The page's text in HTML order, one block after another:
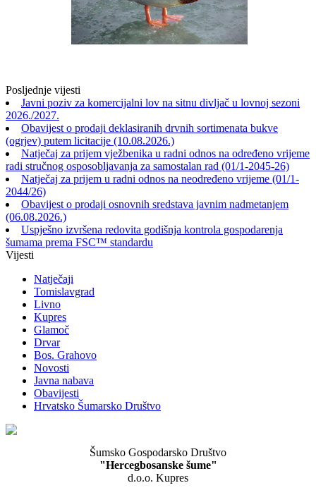
Posljednje vijesti
Javni poziv za komercijalni lov na sitnu divljač u lovnoj sezoni
2026./2027.
Obavijest o prodaji deklasiranih drvnih sortimenata bukve
(ogrjev) putem licitacije (10.08.2026.)
Natječaj za prijem vježbenika u radni odnos na određeno vrijeme
radi stručnog osposobljavanja za samostalan rad (01/1-2045-26)
Natječaj za prijem u radni odnos na neodređeno vrijeme (01/1-
2044/26)
Obavijest o prodaji osnovnih sredstava javnim nadmetanjem
(06.08.2026.)
Uspješno izvršena redovita godišnja kontrola gospodarenja
šumama prema FSC™ standardu
Vijesti
Natječaji
Tomislavgrad
Livno
Kupres
Glamoč
Drvar
Bos. Grahovo
Novosti
Javna nabava
Obavijesti
Hrvatsko Šumarsko Društvo
Šumsko Gospodarsko Društvo
"Hercegbosanske šume"
d.o.o. Kupres